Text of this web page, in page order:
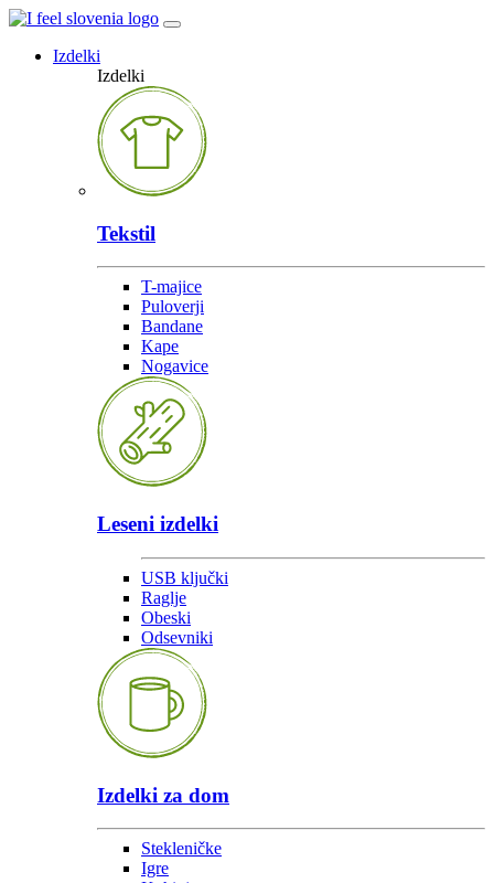
Izdelki
Izdelki
Tekstil
T-majice
Puloverji
Bandane
Kape
Nogavice
Leseni izdelki
USB ključki
Raglje
Obeski
Odsevniki
Izdelki za dom
Stekleničke
Igre